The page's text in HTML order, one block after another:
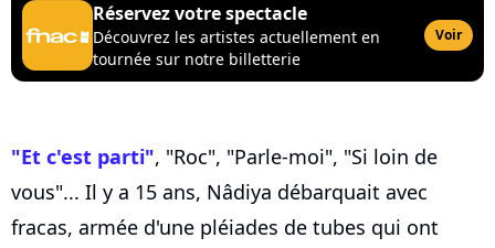
Réservez votre spectacle
Découvrez les artistes actuellement en
tournée sur notre billetterie
Voir
"Et c'est parti", "Roc", "Parle-moi", "Si loin de
vous"... Il y a 15 ans, Nâdiya débarquait avec
fracas, armée d'une pléiades de tubes qui ont